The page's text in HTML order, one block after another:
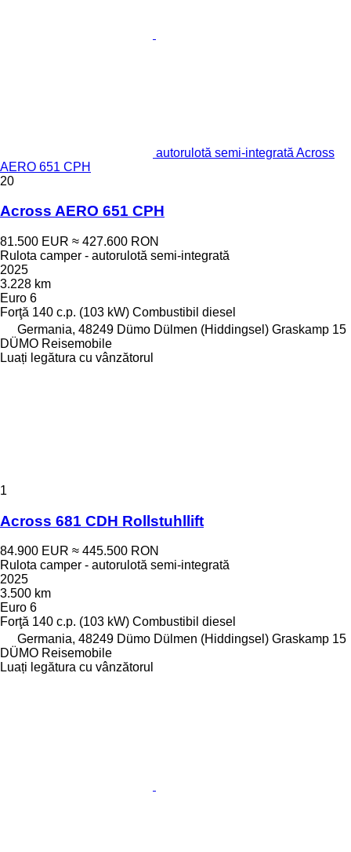
autorulotă semi-integrată Across
AERO 651 CPH
20
Across AERO 651 CPH
81.500 EUR ≈ 427.600 RON
Rulota camper - autorulotă semi-integrată
2025
3.228 km
Euro 6
Forţă 140 c.p. (103 kW) Combustibil diesel
Germania, 48249 Dümo Dülmen (Hiddingsel) Graskamp 15
DÜMO Reisemobile
Luați legătura cu vânzătorul
1
Across 681 CDH Rollstuhllift
84.900 EUR ≈ 445.500 RON
Rulota camper - autorulotă semi-integrată
2025
3.500 km
Euro 6
Forţă 140 c.p. (103 kW) Combustibil diesel
Germania, 48249 Dümo Dülmen (Hiddingsel) Graskamp 15
DÜMO Reisemobile
Luați legătura cu vânzătorul